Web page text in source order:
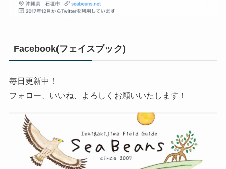
Facebook(フェイスブック)
毎日更新中！
フォロー、いいね、よろしくお願いいたします！